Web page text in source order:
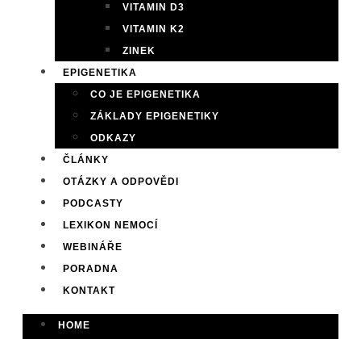
VITAMIN D3
VITAMIN K2
ZINEK
EPIGENETIKA
CO JE EPIGENETIKA
ZÁKLADY EPIGENETIKY
ODKAZY
ČLÁNKY
OTÁZKY A ODPOVĚDI
PODCASTY
LEXIKON NEMOCÍ
WEBINÁŘE
PORADNA
KONTAKT
HOME